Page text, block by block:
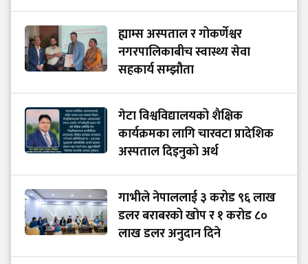
ह्याम्स अस्पताल र गोकर्णेश्वर
नगरपालिकाबीच स्वास्थ्य सेवा
सहकार्य सम्झौता
गेटा विश्वविद्यालयको शैक्षिक
कार्यक्रमका लागि चारवटा प्रादेशिक
अस्पताल दिइनुको अर्थ
गाभीले नेपाललाई ३ करोड ९६ लाख
डलर बराबरको खोप र १ करोड ८०
लाख डलर अनुदान दिने